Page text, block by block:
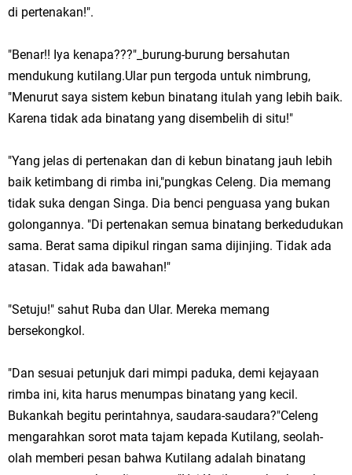
di pertenakan!".
"Benar!! Iya kenapa???"_burung-burung bersahutan
mendukung kutilang.Ular pun tergoda untuk nimbrung,
"Menurut saya sistem kebun binatang itulah yang lebih baik.
Karena tidak ada binatang yang disembelih di situ!"
"Yang jelas di pertenakan dan di kebun binatang jauh lebih
baik ketimbang di rimba ini,"pungkas Celeng. Dia memang
tidak suka dengan Singa. Dia benci penguasa yang bukan
golongannya. "Di pertenakan semua binatang berkedudukan
sama. Berat sama dipikul ringan sama dijinjing. Tidak ada
atasan. Tidak ada bawahan!"
"Setuju!" sahut Ruba dan Ular. Mereka memang
bersekongkol.
"Dan sesuai petunjuk dari mimpi paduka, demi kejayaan
rimba ini, kita harus menumpas binatang yang kecil.
Bukankah begitu perintahnya, saudara-saudara?"Celeng
mengarahkan sorot mata tajam kepada Kutilang, seolah-
olah memberi pesan bahwa Kutilang adalah binatang